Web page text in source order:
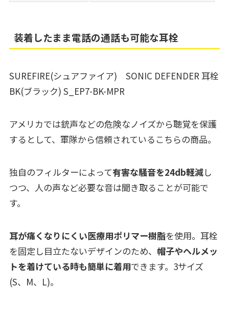
装着したまま電話の通話も可能な耳栓
SUREFIRE(シュアファイア) SONIC DEFENDER 耳栓
BK(ブラック) S_EP7-BK-MPR
アメリカでは銃声などの危険なノイズから聴覚を保護
するとして、軍隊から信頼されているこちらの商品。
独自のフィルターによって有害な騒音を24db軽減し
つつ、人の声など必要な音は聞き取ることが可能で
す。
耳が痛くなりにくい医療用ポリマー樹脂を使用。耳栓
を固定し目立たないデザインのため、 帽子やヘルメッ
トを着けている時も簡単に着用できます。3サイズ
(S、M、L)。